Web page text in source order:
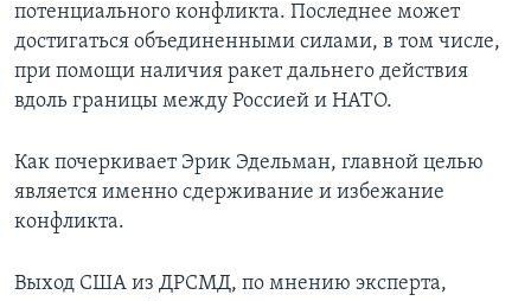
потенциального конфликта. Последнее может
достигаться объединенными силами, в том числе,
при помощи наличия ракет дальнего действия
вдоль границы между Россией и НАТО.
Как почеркивает Эрик Эдельман, главной целью
является именно сдерживание и избежание
конфликта.
Выход США из ДРСМД, по мнению эксперта,